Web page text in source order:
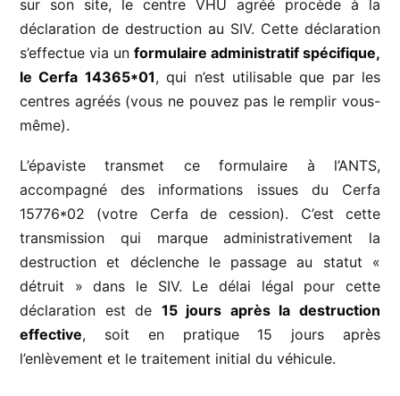
sur son site, le centre VHU agréé procède à la
déclaration de destruction au SIV. Cette déclaration
s’effectue via un formulaire administratif spécifique,
le Cerfa 14365*01, qui n’est utilisable que par les
centres agréés (vous ne pouvez pas le remplir vous-
même).
L’épaviste transmet ce formulaire à l’ANTS,
accompagné des informations issues du Cerfa
15776*02 (votre Cerfa de cession). C’est cette
transmission qui marque administrativement la
destruction et déclenche le passage au statut «
détruit » dans le SIV. Le délai légal pour cette
déclaration est de 15 jours après la destruction
effective, soit en pratique 15 jours après
l’enlèvement et le traitement initial du véhicule.